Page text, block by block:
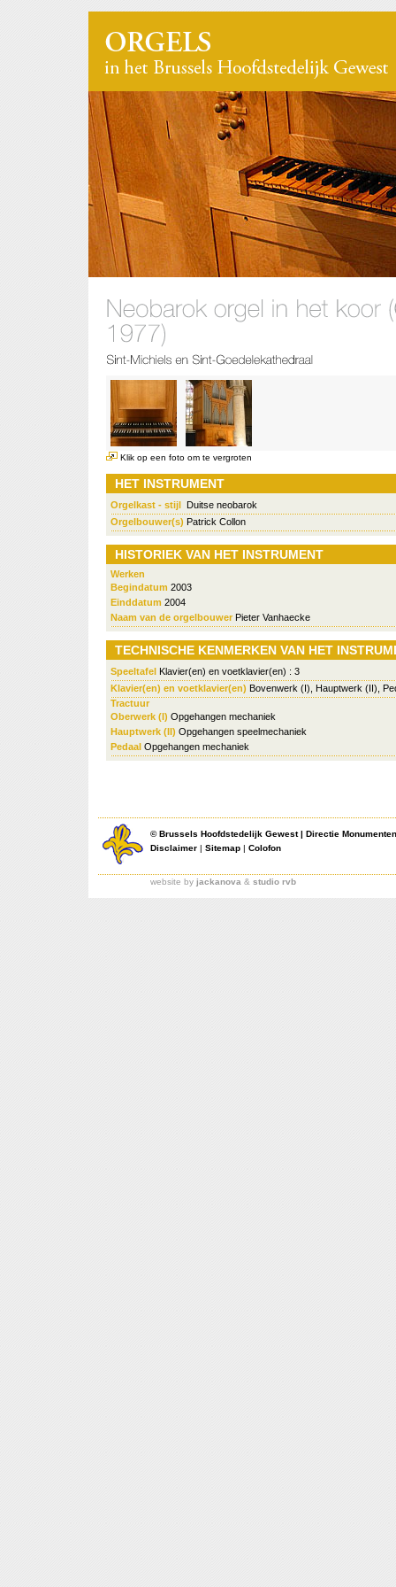
Klik op een foto om te vergroten
HET INSTRUMENT
Orgelkast - stijl Duitse neobarok
Orgelbouwer(s) Patrick Collon
HISTORIEK VAN HET INSTRUMENT
Werken
Begindatum 2003
Einddatum 2004
Naam van de orgelbouwer Pieter Vanhaecke
TECHNISCHE KENMERKEN VAN HET
Speeltafel Klavier(en) en voetklavier(en) : 3
Klavier(en) en voetklavier(en) Bovenwerk (I), Hauptwerk (II),
Tractuur
Oberwerk (I) Opgehangen mechaniek
Hauptwerk (II) Opgehangen speelmechaniek
Pedaal Opgehangen mechaniek
©Brussels Hoofdstedelijk Gewest| Directie
Disclaimer | Sitemap | Colofon
website by jackanova & studio rvb